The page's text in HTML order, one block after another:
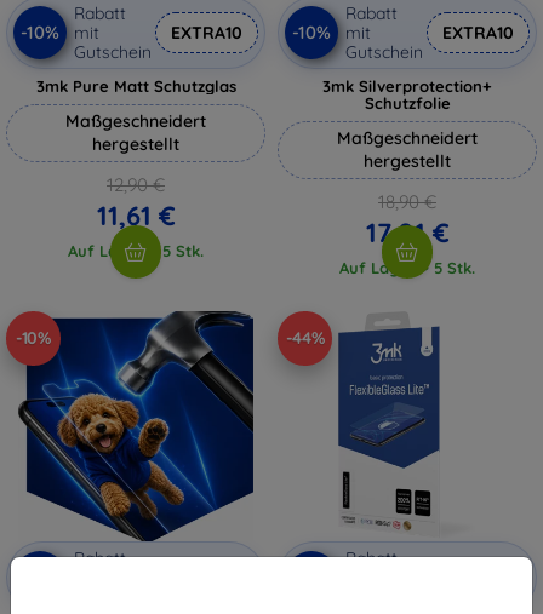
-10%
Rabatt
mit
Gutschein
EXTRA10
3mk Pure Matt Schutzglas
Maßgeschneidert
hergestellt
12,90 €
11,61 €
Auf Lager > 5 Stk.
-10%
Rabatt
mit
Gutschein
EXTRA10
3mk Silverprotection+
Schutzfolie
Maßgeschneidert
hergestellt
18,90 €
17,01 €
Auf Lager > 5 Stk.
-10%
Rabatt
-44%
Rabatt